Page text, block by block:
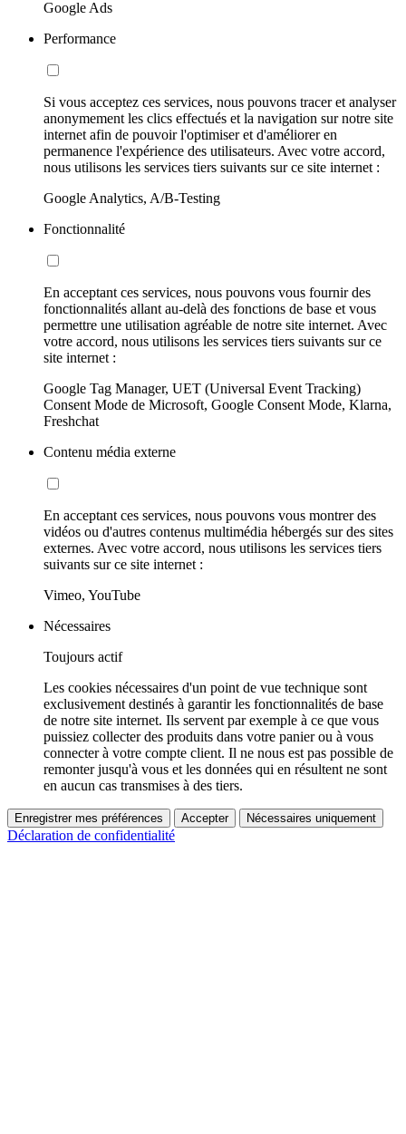
Google Ads
Performance
Si vous acceptez ces services, nous pouvons tracer et analyser
anonymement les clics effectués et la navigation sur notre site
internet afin de pouvoir l'optimiser et d'améliorer en
permanence l'expérience des utilisateurs. Avec votre accord,
nous utilisons les services tiers suivants sur ce site internet :
Google Analytics, A/B-Testing
Fonctionnalité
En acceptant ces services, nous pouvons vous fournir des
fonctionnalités allant au-delà des fonctions de base et vous
permettre une utilisation agréable de notre site internet. Avec
votre accord, nous utilisons les services tiers suivants sur ce
site internet :
Google Tag Manager, UET (Universal Event Tracking)
Consent Mode de Microsoft, Google Consent Mode, Klarna,
Freshchat
Contenu média externe
En acceptant ces services, nous pouvons vous montrer des
vidéos ou d'autres contenus multimédia hébergés sur des sites
externes. Avec votre accord, nous utilisons les services tiers
suivants sur ce site internet :
Vimeo, YouTube
Nécessaires
Toujours actif
Les cookies nécessaires d'un point de vue technique sont
exclusivement destinés à garantir les fonctionnalités de base
de notre site internet. Ils servent par exemple à ce que vous
puissiez collecter des produits dans votre panier ou à vous
connecter à votre compte client. Il ne nous est pas possible de
remonter jusqu'à vous et les données qui en résultent ne sont
en aucun cas transmises à des tiers.
Enregistrer mes préférences Accepter Nécessaires uniquement
Déclaration de confidentialité